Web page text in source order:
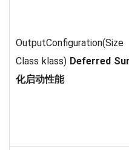
Class klass) Deferred
化启动性能